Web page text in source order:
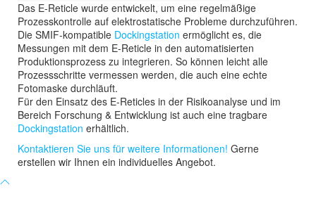
Das E-Reticle wurde entwickelt, um eine regelmäßige
Prozesskontrolle auf elektrostatische Probleme durchzuführen.
Die SMIF-kompatible Dockingstation ermöglicht es, die
Messungen mit dem E-Reticle in den automatisierten
Produktionsprozess zu integrieren. So können leicht alle
Prozessschritte vermessen werden, die auch eine echte
Fotomaske durchläuft.
Für den Einsatz des E-Reticles in der Risikoanalyse und im
Bereich Forschung & Entwicklung ist auch eine tragbare
Dockingstation erhältlich.
Kontaktieren Sie uns für weitere Informationen! Gerne
erstellen wir Ihnen ein individuelles Angebot.